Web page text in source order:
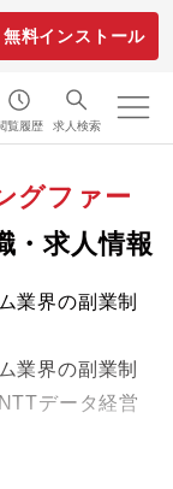
無料インストール
覧履歴 求人検索
グファー
・求人情報
業界の副業制
業界の副業制
データ経営
ェクトに携わ